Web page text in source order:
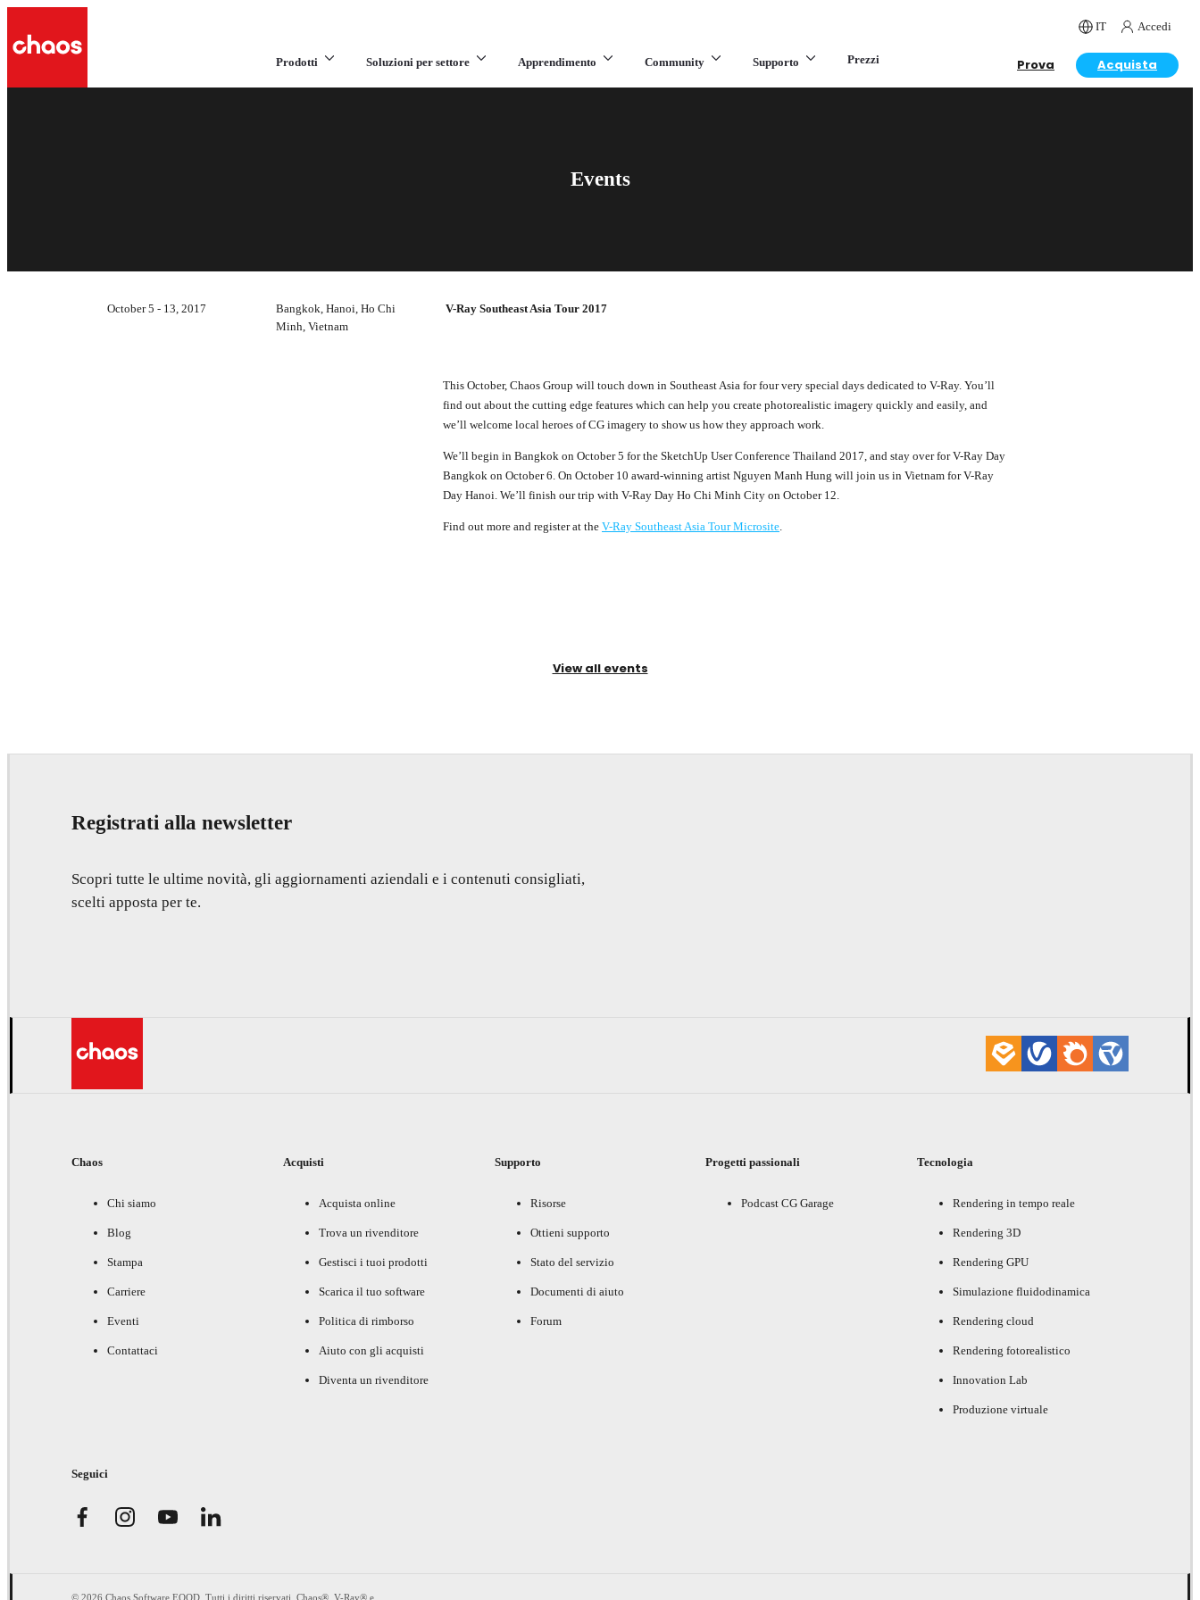
IT Accedi
Prodotti Soluzioni per settore Apprendimento Community Supporto Prezzi Prova Acquista
Events
October 5 - 13, 2017
Bangkok, Hanoi, Ho Chi
Minh, Vietnam
V-Ray Southeast Asia Tour 2017
This October, Chaos Group will touch down in Southeast Asia for four very special days dedicated to V-Ray. You’ll
find out about the cutting edge features which can help you create photorealistic imagery quickly and easily, and
we’ll welcome local heroes of CG imagery to show us how they approach work.
We’ll begin in Bangkok on October 5 for the SketchUp User Conference Thailand 2017, and stay over for V-Ray Day
Bangkok on October 6. On October 10 award-winning artist Nguyen Manh Hung will join us in Vietnam for V-Ray
Day Hanoi. We’ll finish our trip with V-Ray Day Ho Chi Minh City on October 12.
Find out more and register at the V-Ray Southeast Asia Tour Microsite
View all events
Registrati alla newsletter
Scopri tutte le ultime novità, gli aggiornamenti aziendali e i contenuti consigliati,
scelti apposta per te.
Chaos
Chi siamo
Blog
Stampa
Carriere
Eventi
Contattaci
Acquisti
Acquista online
Trova un rivenditore
Gestisci i tuoi prodotti
Scarica il tuo software
Politica di rimborso
Aiuto con gli acquisti
Diventa un rivenditore
Supporto
Risorse
Ottieni supporto
Stato del servizio
Documenti di aiuto
Forum
Progetti passionali
Podcast CG Garage
Tecnologia
Rendering in tempo reale
Rendering 3D
Rendering GPU
Simulazione fluidodinamica
Rendering cloud
Rendering fotorealistico
Innovation Lab
Produzione virtuale
Seguici
© 2026 Chaos Software EOOD. Tutti i diritti riservati. Chaos®, V-Ray® e